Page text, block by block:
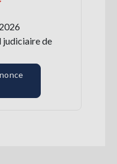
judiciaire de